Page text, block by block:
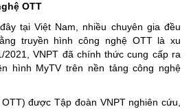
OTT
tại Việt Nam, nhiều chuyên gia đều
truyền hình công nghệ OTT là xu
2021, VNPT đã chính thức cung cấp ra
hình MyTV trên nền tảng công nghệ
được Tập đoàn VNPT nghiên cứu,